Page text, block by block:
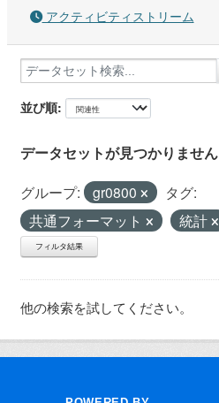
アクティビティストリーム
並び順
データセットが見つかりません
グループ: gr0800
タグ:
共通フォーマット
統計
フィルタ結果
他の検索を試してください。